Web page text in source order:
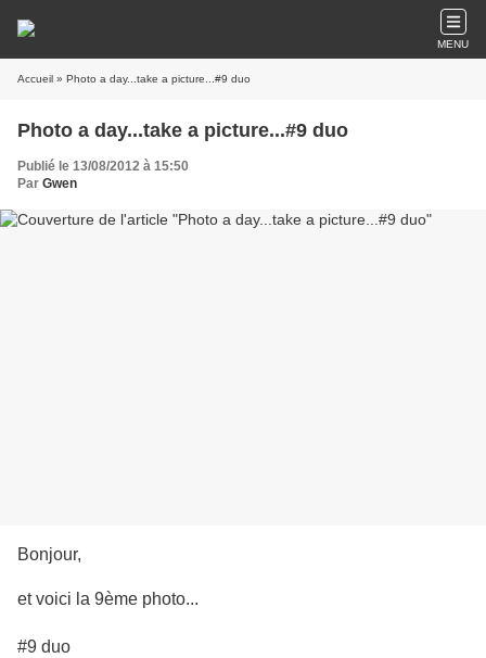
MENU
Accueil » Photo a day...take a picture...#9 duo
Photo a day...take a picture...#9 duo
Publié le 13/08/2012 à 15:50
Par Gwen
Bonjour,
et voici la 9ème photo...
#9 duo